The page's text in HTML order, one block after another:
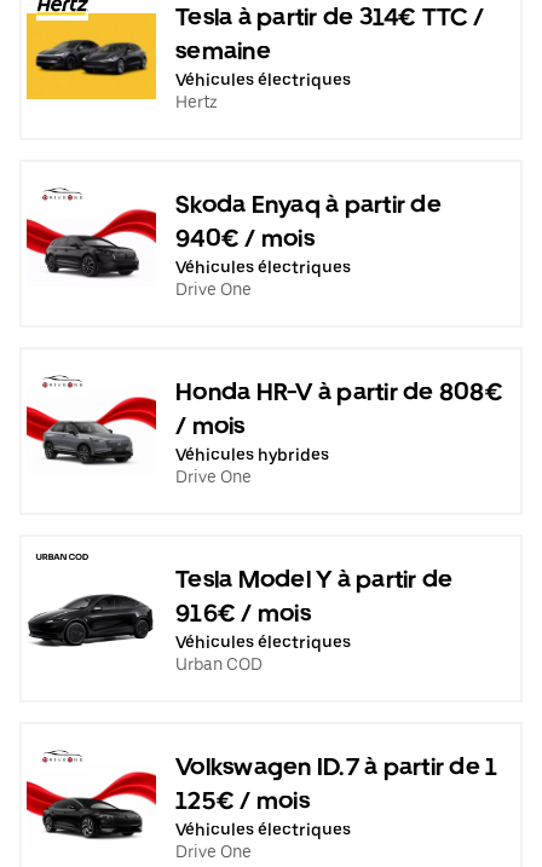
Tesla à partir de 314€ TTC /
semaine
Véhicules électriques
Hertz
Skoda Enyaq à partir de
940€ / mois
Véhicules électriques
Drive One
Honda HR-V à partir de 808€
/ mois
Véhicules hybrides
Drive One
Tesla Model Y à partir de
916€ / mois
Véhicules électriques
Urban COD
Volkswagen ID.7 à partir de 1
125€ / mois
Véhicules électriques
Drive One